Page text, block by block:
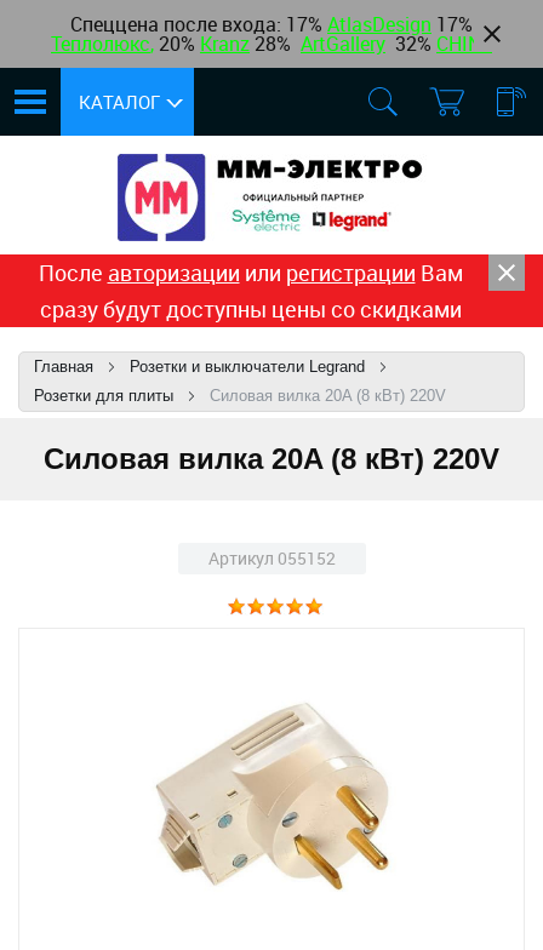
Спеццена после входа: 17% AtlasDesign 17%
Теплолюкс, 20% Kranz 28% ArtGallery 32% CHINT
КАТАЛОГ
После авторизации или регистрации Вам
сразу будут доступны цены со скидками
Главная
Розетки и выключатели Legrand
Розетки для плиты
Силовая вилка 20A (8 кВт) 220V
Силовая вилка 20A (8 кВт) 220V
Артикул 055152